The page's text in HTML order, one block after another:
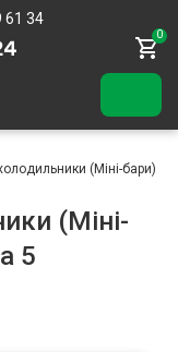
61 34
0
холодильники (Міні-бари)
(Міні-
5